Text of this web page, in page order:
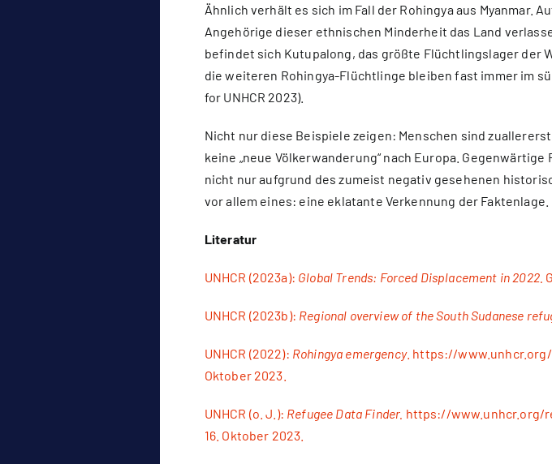
Ähnlich verhält es sich im Fall der Rohingya aus Myanmar.
Angehörige dieser ethnischen Minderheit das Land
befindet sich Kutupalong, das größte Flüchtlingslager der
die weiteren Rohingya-Flüchtlinge bleiben fast immer im
for UNHCR 2023).
Nicht nur diese Beispiele zeigen: Menschen sind
keine „neue Völkerwanderung“ nach Europa.
nicht nur aufgrund des zumeist negativ gesehenen
vor allem eines: eine eklatante Verkennung der Faktenlage.
Literatur
UNHCR (2023a): Global Trends: Forced Displacement in 2022.
UNHCR (2023b): Regional overview of the South Sudanese
UNHCR (2022): Rohingya emergency. https://
Oktober 2023.
UNHCR (o. J.): Refugee Data Finder. https://www.unhcr.org/
16. Oktober 2023.